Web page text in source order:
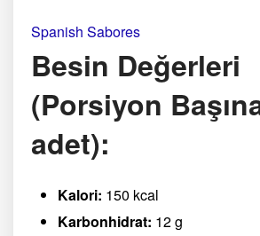
Spanish Sabores
Besin Değerleri
(Porsiyon
adet):
Kalori: 150 kcal
Karbonhidrat: 12 g